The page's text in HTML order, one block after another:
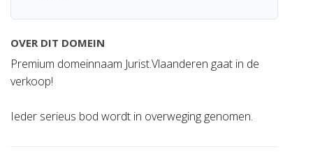
OVER DIT DOMEIN
Premium domeinnaam Jurist.Vlaanderen gaat in de
verkoop!
Ieder serieus bod wordt in overweging genomen.